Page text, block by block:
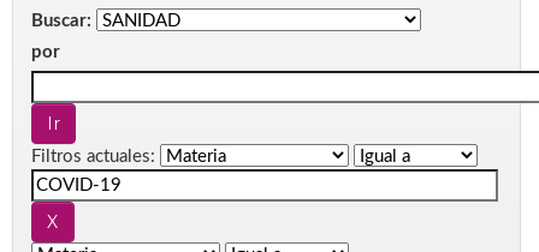
Buscar:
por
Filtros actuales: